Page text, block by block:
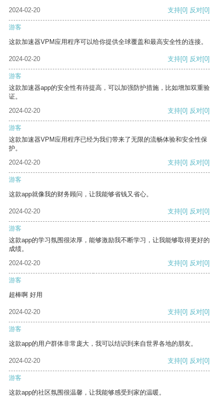
2024-02-20 支持[0] 反对[0]
游客
这款加速器VPM应用程序可以给你提供全球覆盖和最高安全性的连接。
2024-02-20 支持[0] 反对[0]
游客
这款加速器app的安全性有待提高，可以加强防护措施，比如增加双重验
证。
2024-02-20
支持[0] 反对[0]
游客
这款加速器VPM应用程序已经为我们带来了无限的流畅体验和安全性保
护。
2024-02-20
支持[0] 反对[0]
游客
这款app就像我的财务顾问，让我能够省钱又省心。
2024-02-20 支持[0] 反对[0]
游客
这款app的学习氛围很浓厚，能够激励我不断学习，让我能够取得更好的
成绩。
2024-02-20
支持[0] 反对[0]
游客
超棒啊 好用
2024-02-20 支持[0] 反对[0]
游客
这款app的用户群体非常庞大，我可以结识到来自世界各地的朋友。
2024-02-20 支持[0] 反对[0]
游客
这款app的社区氛围很温馨，让我能够感受到家的温暖。